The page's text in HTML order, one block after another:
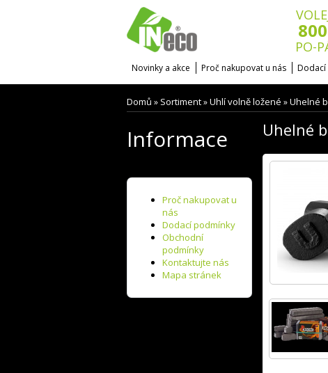
PO-
Novinky a akce Proč nakupovat u nás
Domů » Sortiment»Uhlí volně ložené »Uhelné
Informace
Proč nakupovat u
nás
Dodací podmínky
Obchodní
podmínky
Kontaktujte nás
Mapa stránek
Uhelné